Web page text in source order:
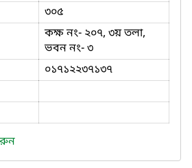
৩০৫
কক্ষ নং- ২০৭, ৩য় তলা,
ভবন নং- ৩
০১৭১২২৩৭১৩৭